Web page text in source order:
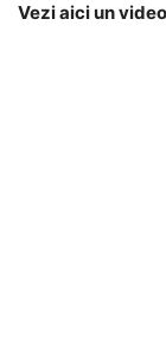
Vezi aici un